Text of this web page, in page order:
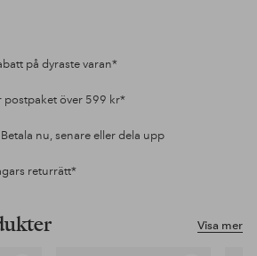
på dyraste varan*
postpaket över 599 kr*
nu, senare eller dela upp
returrätt*
Visa mer